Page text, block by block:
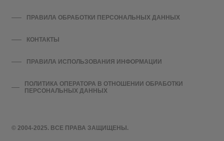
© 2004-2025. ВСЕ ПРАВА ЗАЩИЩЕНЫ.
ПРАВИЛА ОБРАБОТКИ ПЕРСОНАЛЬНЫХ ДАННЫХ
КОНТАКТЫ
ПРАВИЛА ИСПОЛЬЗОВАНИЯ ИНФОРМАЦИИ
ПОЛИТИКА ОПЕРАТОРА В ОТНОШЕНИИ ОБРАБОТКИ
ПЕРСОНАЛЬНЫХ ДАННЫХ